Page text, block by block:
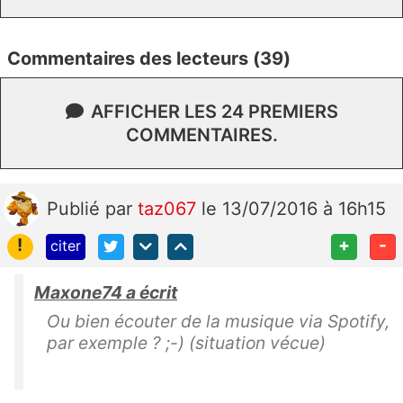
Commentaires des lecteurs (39)
AFFICHER LES 24 PREMIERS
COMMENTAIRES.
Publié par taz067 le 13/07/2016 à 16h15
!
citer + -
Maxone74 a écrit
Ou bien écouter de la musique via Spotify,
par exemple ? ;-) (situation vécue)